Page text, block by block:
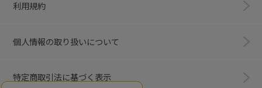
利用規約
個人情報の取り扱いについて
特定商取引法に基づく表示